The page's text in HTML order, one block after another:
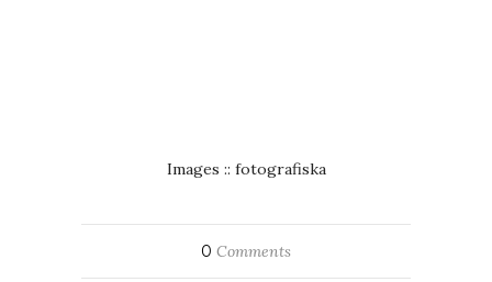
Images :: fotografiska
0 Comments